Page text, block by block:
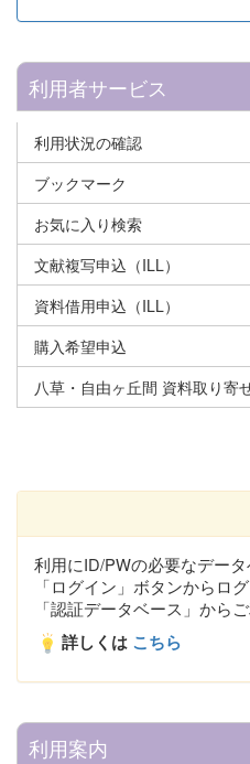
利用者サービス
利用状況の確認
ブックマーク
お気に入り検索
文献複写申込（ILL）
資料借用申込（ILL）
購入希望申込
八草・自由ヶ丘間 資料取り寄
利用にID/PWの必要なデー
「ログイン」ボタンからロ
「認証データベース」から
詳しくは こちら
利用案内